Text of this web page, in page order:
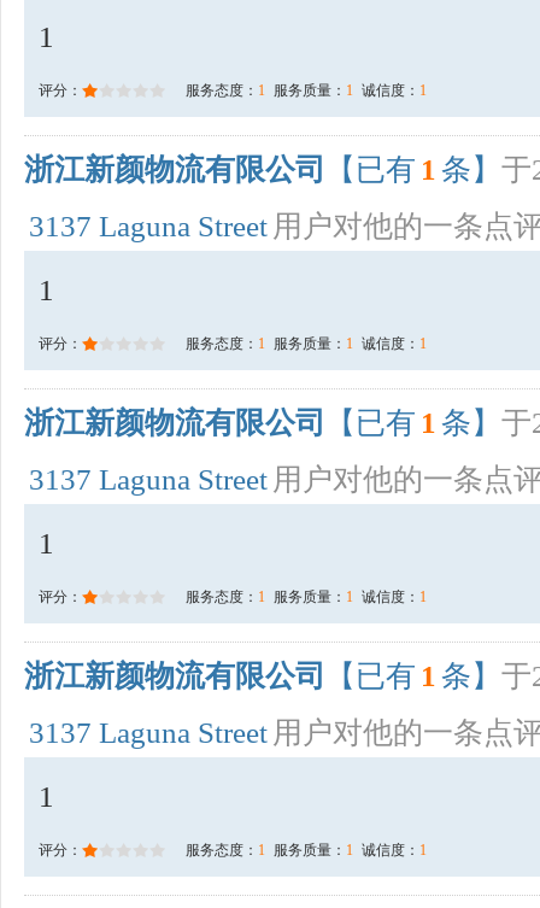
1
评分： 服务态度： 1 服务质量： 1 诚信度： 1
浙江新颜物流有限公司 【已有 1 条】 于
3137 Laguna Street 用户对他的一条点
1
评分： 服务态度： 1 服务质量： 1 诚信度： 1
浙江新颜物流有限公司 【已有 1 条】 于
3137 Laguna Street 用户对他的一条点
1
评分： 服务态度： 1 服务质量： 1 诚信度： 1
浙江新颜物流有限公司 【已有 1 条】 于
3137 Laguna Street 用户对他的一条点
1
评分： 服务态度： 1 服务质量： 1 诚信度： 1